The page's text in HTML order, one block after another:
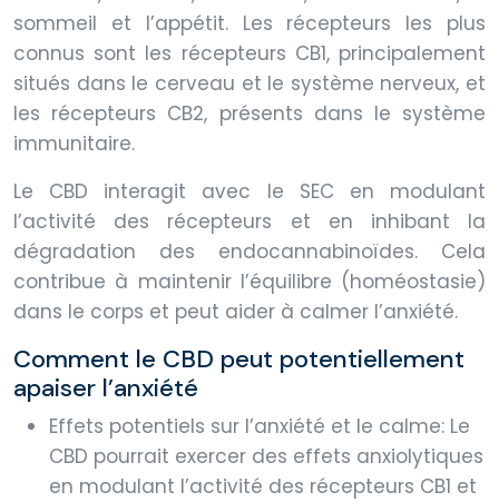
sommeil et l’appétit. Les récepteurs les plus
connus sont les récepteurs CB1, principalement
situés dans le cerveau et le système nerveux, et
les récepteurs CB2, présents dans le système
immunitaire.
Le CBD interagit avec le SEC en modulant
l’activité des récepteurs et en inhibant la
dégradation des endocannabinoïdes. Cela
contribue à maintenir l’équilibre (homéostasie)
dans le corps et peut aider à calmer l’anxiété.
Comment le CBD peut potentiellement
apaiser l’anxiété
Effets potentiels sur l’anxiété et le calme: Le
CBD pourrait exercer des effets anxiolytiques
en modulant l’activité des récepteurs CB1 et